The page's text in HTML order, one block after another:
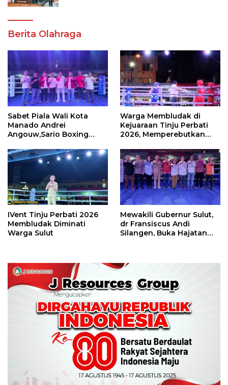
Berita Olahraga
Sabet Piala Wali Kota
Manado Andrei
Angouw,Sario Boxing
Perbati 2026
Warga Membludak di
Kejuaraan Tinju Perbati
2026, Memperebutkan
IVent Tinju Perbati 2026
Membludak Diminati
Warga Sulut
Mewakili Gubernur Sulut,
dr Fransiscus Andi
Silangen, Buka Hajatan